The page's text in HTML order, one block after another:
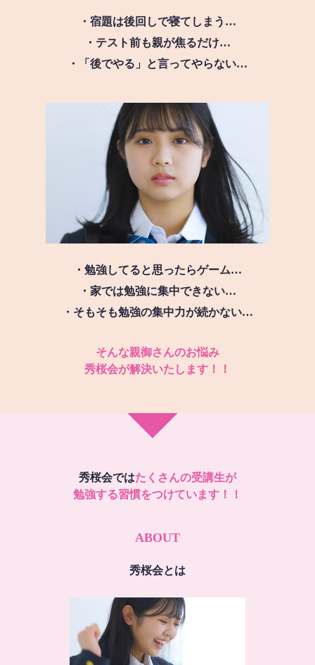
・宿題は後回しで寝てしまう…
・テスト前も親が焦るだけ…
・「後でやる」と言ってやらない…
・勉強してると思ったらゲーム…
・家では勉強に集中できない…
・そもそも勉強の集中力が続かない…
そんな親御さんのお悩み
秀桜会が解決いたします！！
秀桜会ではたくさんの受講生が
勉強する習慣をつけています！！
ABOUT
秀桜会とは